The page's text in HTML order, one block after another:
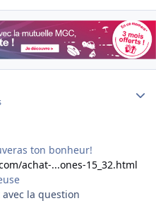
ton bonheur!
achat-...ones-15_32.html
la question